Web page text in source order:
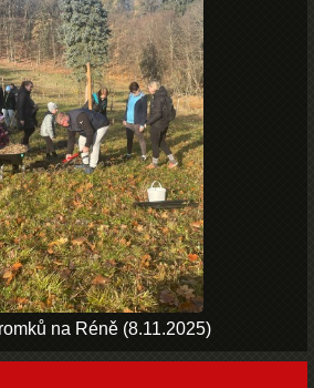
na Réně (8.11.2025)